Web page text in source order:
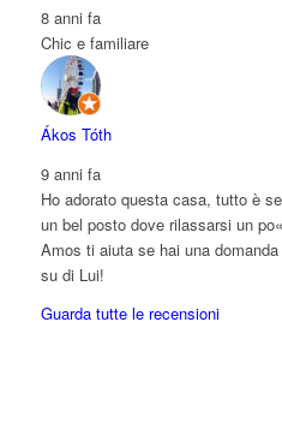
8 anni fa
Chic e familiare
Ákos Tóth
9 anni fa
Ho adorato questa casa, tutto è
un bel posto dove rilassarsi un
Amos ti aiuta se hai una
su di Lui!
Guarda tutte le recensioni